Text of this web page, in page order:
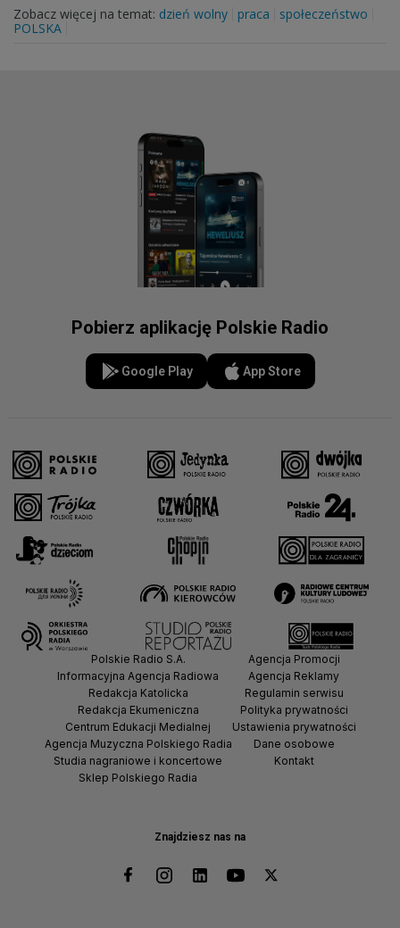
Zobacz więcej na temat: dzień wolny praca
społeczeństwo
POLSKA
Pobierz aplikację Polskie Radio
Google Play App Store
Znajdziesz nas na
Polskie Radio S.A.
Informacyjna Agencja Radiowa
Redakcja Katolicka
Redakcja Ekumeniczna
Centrum Edukacji Medialnej
Agencja Muzyczna Polskiego Radia
Studia nagraniowe i koncertowe
Sklep Polskiego Radia
Agencja Promocji
Agencja Reklamy
Regulamin serwisu
Polityka prywatności
Ustawienia prywatności
Dane osobowe
Kontakt